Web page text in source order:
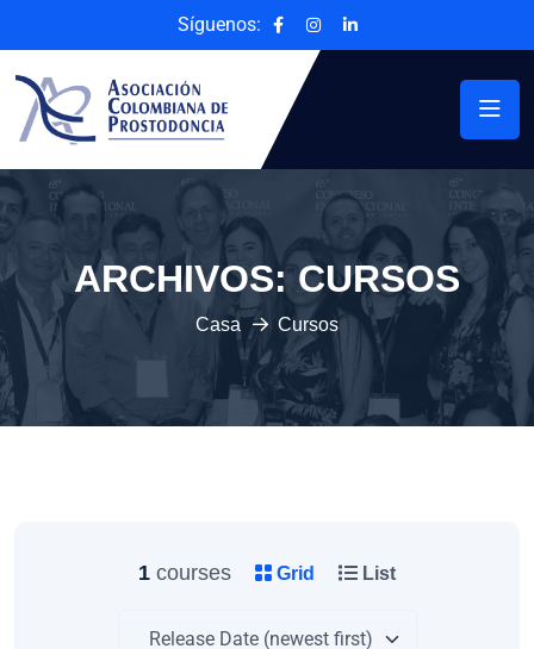
Síguenos:
ARCHIVOS:CURSOS
Casa Cursos
1 courses Grid List